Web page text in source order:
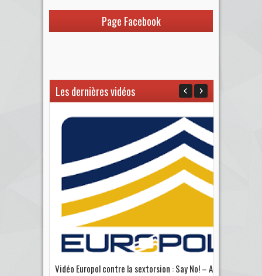
Page Facebook
Les dernières vidéos
Vidéo Europol contre la sextorsion : Say No! – A...